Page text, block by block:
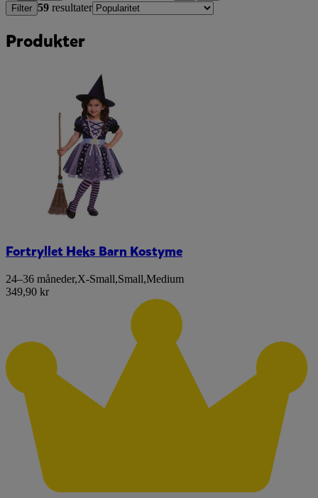
Filter 59 resultater
Produkter
Fortryllet Heks Barn Kostyme
24–36 måneder,X-Small,Small,Medium
349,90 kr